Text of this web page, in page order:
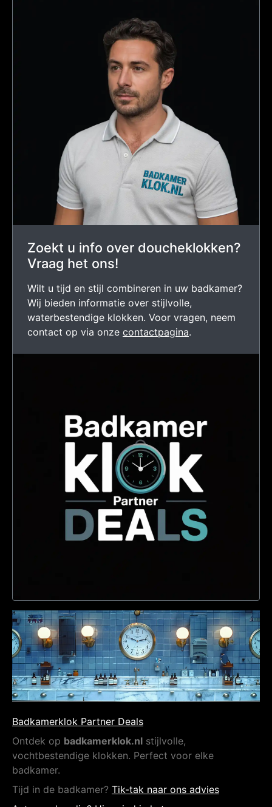
Zoekt u info over doucheklokken?
Vraag het ons!
Wilt u tijd en stijl combineren in uw badkamer?
Wij bieden informatie over stijlvolle,
waterbestendige klokken. Voor vragen, neem
contact op via onze contactpagina.
Badkamerklok Partner Deals
Ontdek op badkamerklok.nl stijlvolle,
vochtbestendige klokken. Perfect voor elke
badkamer.
Tijd in de badkamer? Tik-tak naar ons advies